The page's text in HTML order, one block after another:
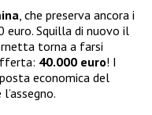
, che preserva ancora i
euro. Squilla di nuovo il
torna a farsi
40.000 euro! I
economica del